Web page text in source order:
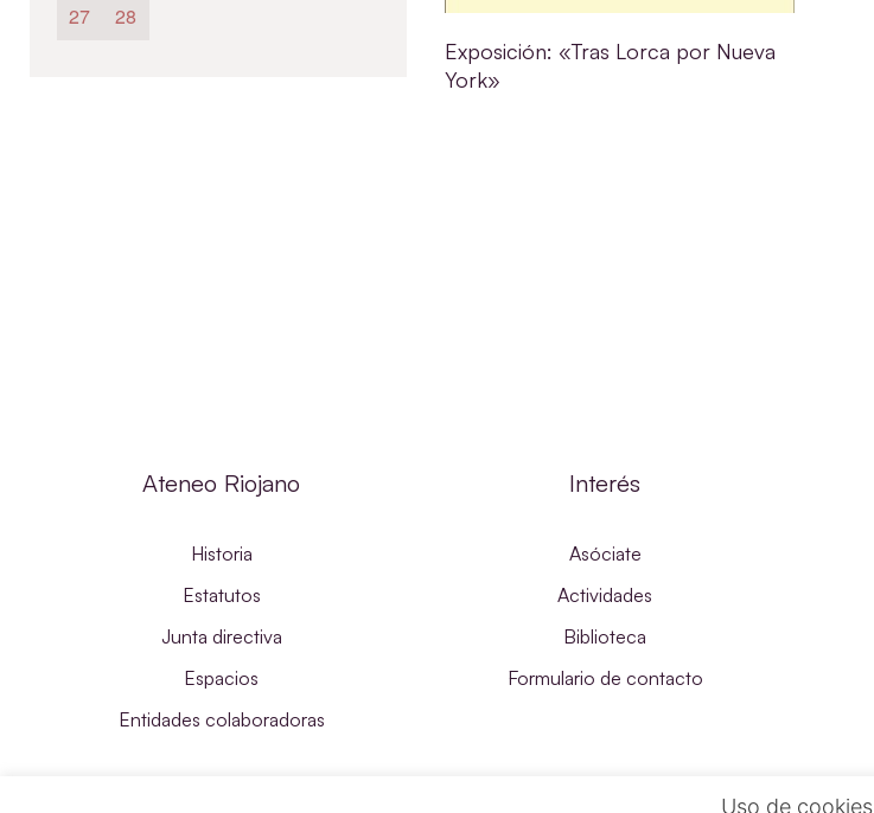
27
28
Exposición: «Tras Lorca por Nueva
York»
Ateneo Riojano
Historia
Estatutos
Junta directiva
Espacios
Entidades colaboradoras
Interés
Asóciate
Actividades
Biblioteca
Formulario de contacto
Uso de cookies